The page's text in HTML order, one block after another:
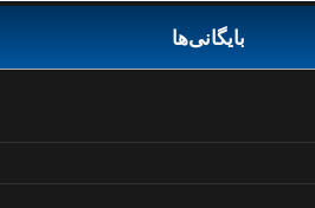
بایگانی‌ها